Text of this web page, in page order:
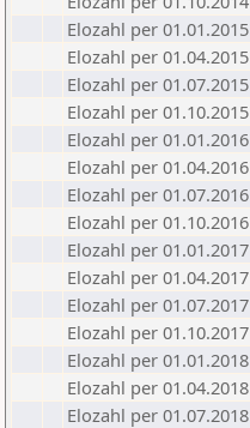
Elozahl per 01.01.2015
Elozahl per 01.04.2015
Elozahl per 01.07.2015
Elozahl per 01.10.2015
Elozahl per 01.01.2016
Elozahl per 01.04.2016
Elozahl per 01.07.2016
Elozahl per 01.10.2016
Elozahl per 01.01.2017
Elozahl per 01.04.2017
Elozahl per 01.07.2017
Elozahl per 01.10.2017
Elozahl per 01.01.2018
Elozahl per 01.04.2018
Elozahl per 01.07.2018